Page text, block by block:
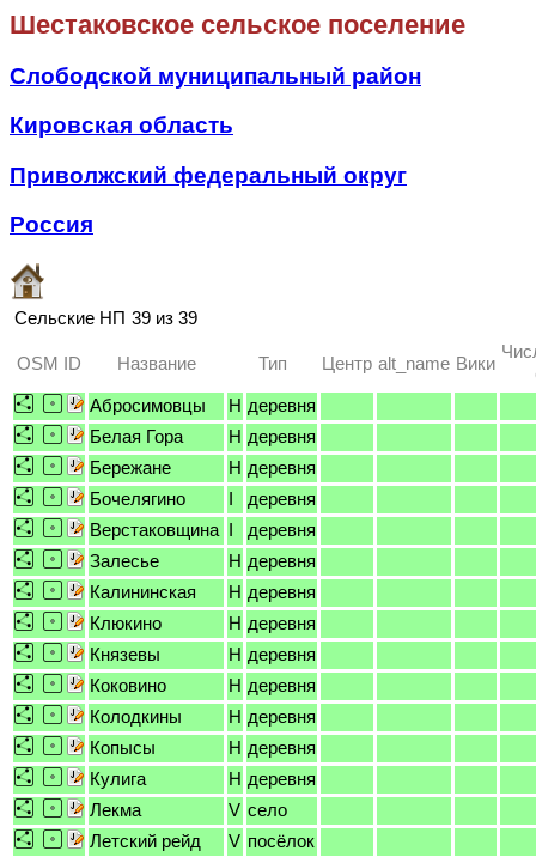
Шестаковское сельское поселение
Слободской муниципальный район
Кировская область
Приволжский федеральный округ
Россия
Сельские НП 39 из 39
OSM ID Название Тип Центр alt_name Вики
Абросимовцы
H деревня
Белая Гора
H деревня
Бережане
H деревня
Бочелягино
I
деревня
Верстаковщина I
деревня
Залесье
H деревня
Калининская
H деревня
Клюкино
H деревня
Князевы
H деревня
Коковино
H деревня
Колодкины
H деревня
Копысы
H деревня
Кулига
H деревня
Лекма
V село
Летский рейд
V посёлок